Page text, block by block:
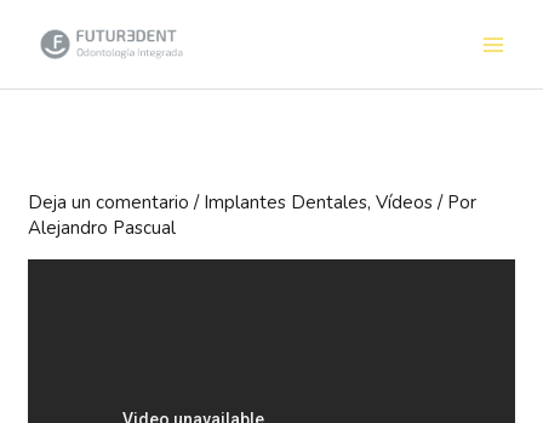
Deja un comentario / Implantes Dentales,Vídeos / Por
Alejandro Pascual